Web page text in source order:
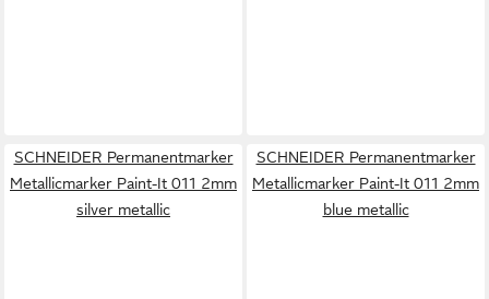
SCHNEIDER Permanentmarker
Metallicmarker Paint-It 011 2mm
silver metallic
SCHNEIDER Permanentmarker
Metallicmarker Paint-It 011 2mm
blue metallic